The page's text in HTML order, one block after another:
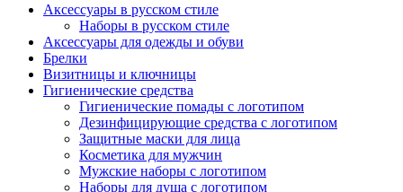
Аксессуары в русском стиле
Наборы в русском стиле
Аксессуары для одежды и обуви
Брелки
Визитницы и ключницы
Гигиенические средства
Гигиенические помады с логотипом
Дезинфицирующие средства с логотипом
Защитные маски для лица
Косметика для мужчин
Мужские наборы с логотипом
Наборы для душа с логотипом